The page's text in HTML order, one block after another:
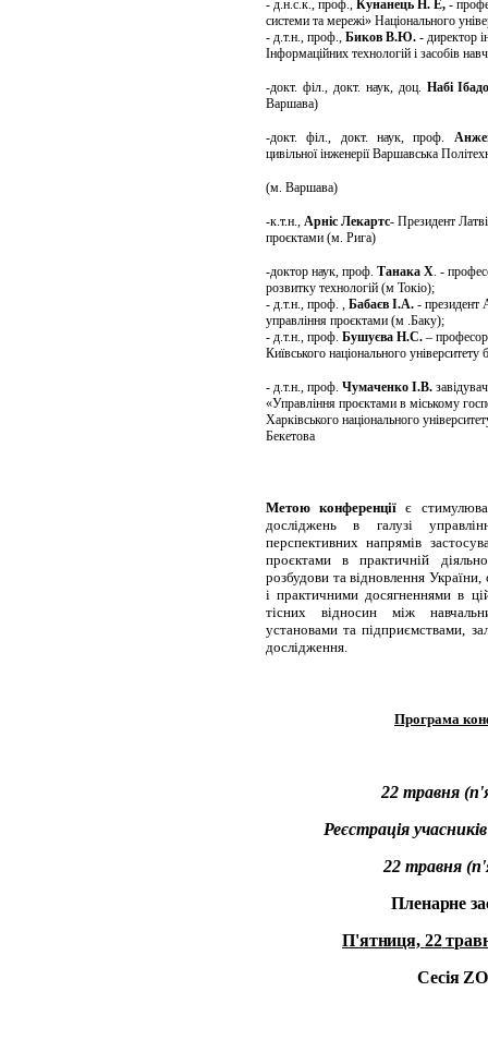
- д.н.с.к., проф., Кунанець Н. Е, -
системи та мережі» Національного
- д.т.н., проф., Биков В.Ю. - директор
Інформаційних технологій і засобів
-докт. філ., докт. наук, доц. Набі
Варшава)
-докт. філ., докт. наук, проф.
цивільної інженерії Варшавська
(м. Варшава)
-к.т.н., Арніс Лекартс- Президент
проєктами (м. Рига)
-доктор наук, проф. Танака Х. -
розвитку технологій (м Токіо);
- д.т.н., проф. , Бабаєв І.А. - президент
управління проєктами (м .Баку);
- д.т.н., проф. Бушуєва Н.С. –
Київського національного університету
- д.т.н., проф. Чумаченко І.В.
«Управління проєктами в міському
Харківського національного
Бекетова
Метою конференції є
досліджень в галузі
перспективних напрямів
проєктами в практичній
розбудови та відновлення
і практичними досягненнями в
тісних відносин між
установами та підприємствами,
дослідження.
Програма
22 травня
Реєстрація
22 травня (
Пленарне
П'ятниця, 22
Сесія